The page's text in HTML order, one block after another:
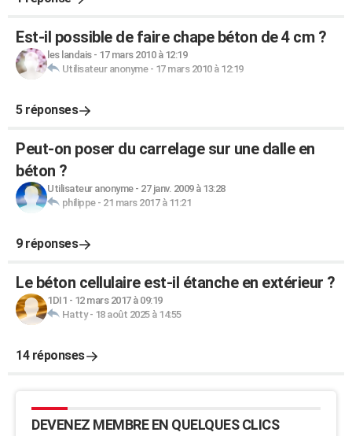
Est-il possible de faire chape béton de 4 cm ?
les landais- 17 mars 2010 à 12:19
Utilisateur anonyme- 17 mars 2010 à 12:19
5 réponses
Peut-on poser du carrelage sur une dalle en
béton ?
Utilisateur anonyme- 27 janv. 2009 à 13:28
philippe- 21 mars 2017 à 11:21
9 réponses
Le béton cellulaire est-il étanche en extérieur ?
1DI1 - 12 mars 2017 à 09:19
Hatty- 18 août 2025 à 14:55
14 réponses
DEVENEZ MEMBRE EN QUELQUES CLICS